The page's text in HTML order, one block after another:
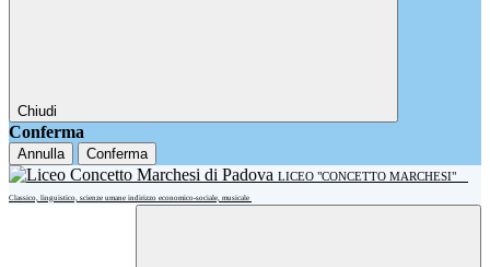
Chiudi
Conferma
Annulla Conferma
LICEO "CONCETTO MARCHESI"
Classico, linguistico, scienze umane indirizzo economico-sociale, musicale